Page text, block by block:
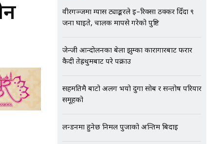
वीरगञ्जमा ग्यास ट्याङ्करले ई–रिक्सा ठक्कर दिँदा ९
जना घाइते, चालक मापसे गरेको पुष्टि
जेन्जी आन्दोलनका बेला झुम्का कारागारबाट फरार
कैदी तेह्रथुमबाट परे पक्राउ
सहमतिमै बाटो अलग भयो दुर्गा सोब र सन्तोष परियार
समूहको
लन्डनमा हुनेछ निर्मल पुर्जाको अन्तिम बिदाइ